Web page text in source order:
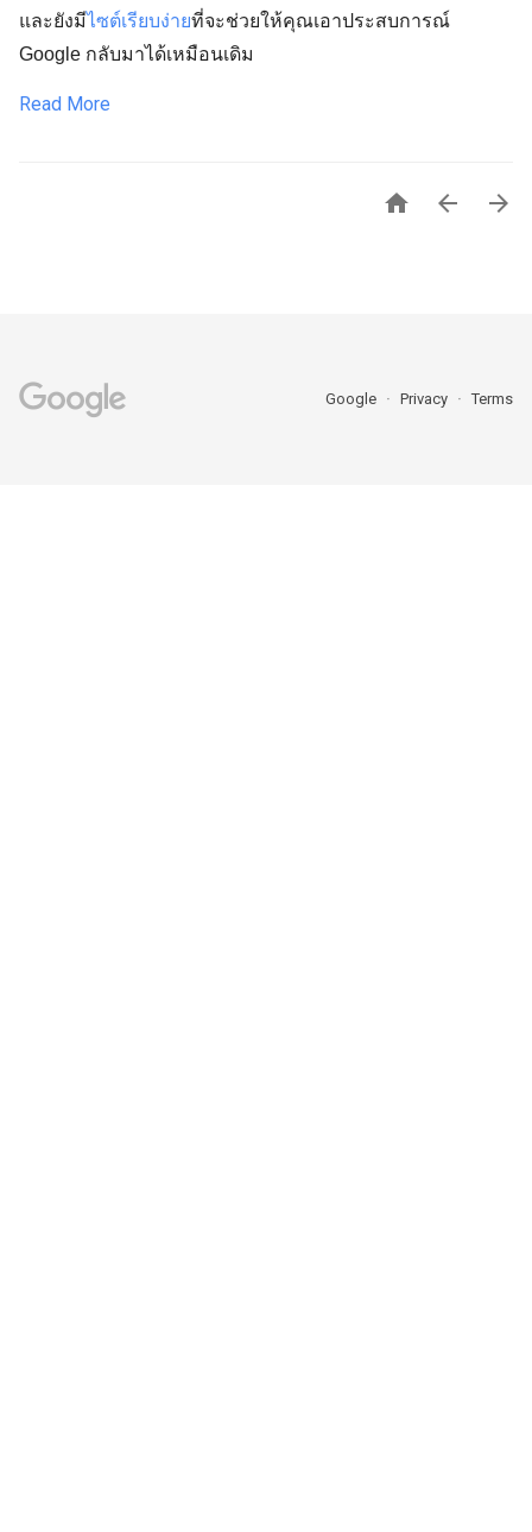
และยังมีไซต์เรียบง่ายที่จะช่วยให้คุณเอาประสบการณ์
Google กลับมาได้เหมือนเดิม
Read More
  
Google Privacy Terms